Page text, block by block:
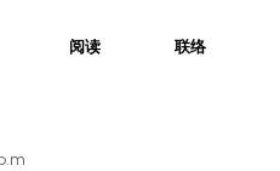
阅读 联络